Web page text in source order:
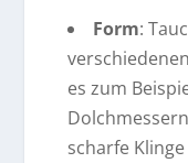
Form:
es zum
scharfe